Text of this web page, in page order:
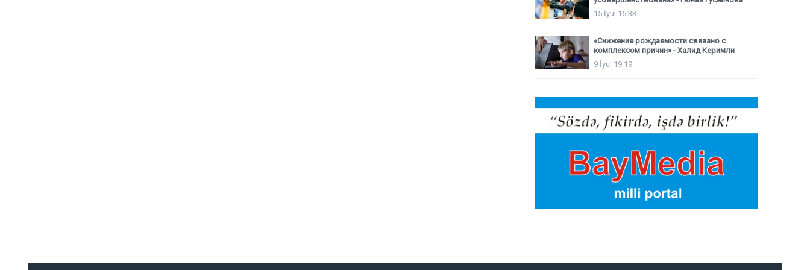
15 İyul 15:33
«Снижение рождаемости связано с
комплексом причин» - Халид Керимли
9 İyul 19:19